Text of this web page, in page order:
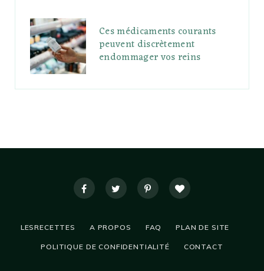
Ces médicaments courants
peuvent discrètement
endommager vos reins
LESRECETTES A PROPOS FAQ PLAN DE SITE
POLITIQUE DE CONFIDENTIALITÉ CONTACT